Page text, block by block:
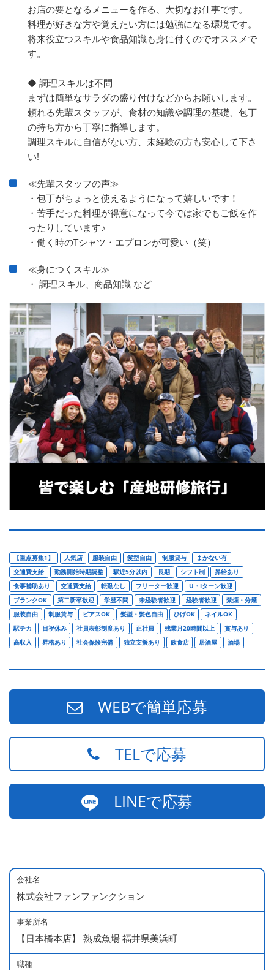
お店の要となるメニューを作る、大切なお仕事です。
料理が好きな方や覚えたい方には勉強になる環境です。
将来役立つスキルや食品知識も身に付くのでオススメで
す。
◆ 調理スキルは不問
まずは簡単なサラダの盛り付けなどからお願いします。
頼れる先輩スタッフが、食材の知識や調理の基礎、包丁
の持ち方から丁寧に指導します。
調理スキルに自信がない方、未経験の方も安心して下さ
い!
≪先輩スタッフの声≫
・包丁がちょっと使えるようになって嬉しいです！
・苦手だった料理が得意になって今では家でもご飯を作
ったりしています♪
・働く時のTシャツ・エプロンが可愛い（笑）
≪身につくスキル≫
・ 調理スキル、商品知識 など
【重点募集1】 人気店 服装自由 髪型自由 制服貸与
まかない有
交通費支給
勤務開始時期調整 駅近5分以内 長期 シフト制
昇給あり
食事補助あり
交通費支給 転勤なし フリーター歓迎
U・Iターン歓迎
ブランクOK
第二新卒歓迎 学歴不問 未経験者歓迎 経験者歓迎
禁煙・分煙
服装自由
制服貸与 ピアスOK 髪型・髪色自由 ひげOK
ネイルOK
駅チカ
日祝休み 社員表彰制度あり 正社員 残業月20時間以上
賞与あり
高収入
昇格あり 社会保険完備 独立支援あり 飲食店 居酒屋 酒場
WEBで簡単応募
TELで応募
LINEで応募
会社名
株式会社ファンファンクション
事業所名
【日本橋本店】 熟成魚場 福井県美浜町
職種